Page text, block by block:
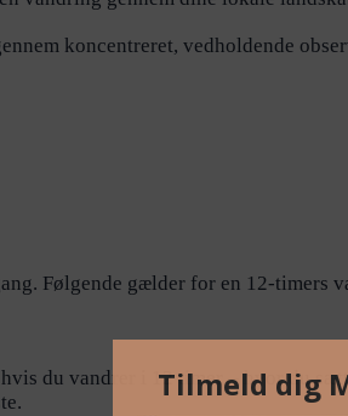
koncentreret, vedholdende
Følgende gælder for en 12-timers
du vandrer i 12 timer – hvor du